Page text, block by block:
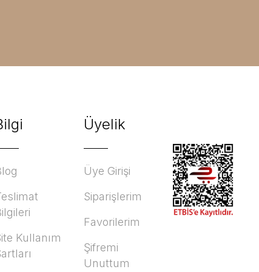
Kullanım
Üyelik
Üye Girişi
Siparişlerim
Favorilerim
Şifremi
Unuttum